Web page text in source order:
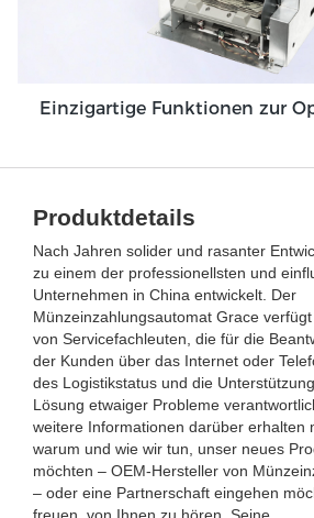
Produktdetails
Nach Jahren solider und rasanter
zu einem der professionellsten und
Unternehmen in China entwickelt. Der
Münzeinzahlungsautomat Grace
von Servicefachleuten, die für die
der Kunden über das Internet oder
des Logistikstatus und die
Lösung etwaiger Probleme
weitere Informationen darüber erhalten
warum und wie wir tun, unser neues
möchten – OEM-Hersteller von
– oder eine Partnerschaft eingehen
freuen, von Ihnen zu hören. Seine